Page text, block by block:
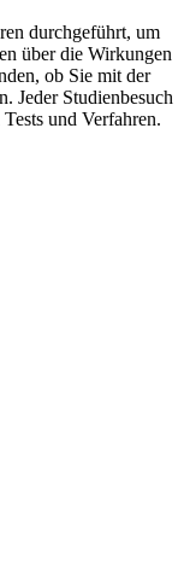
durchgeführt, um
über die Wirkungen
ob Sie mit der
Jeder Studienbesuch
und Verfahren.